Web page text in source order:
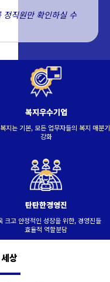
정직원만 확인하실 수
복지우수기업
지는 기본, 모든 업무자들의 복지 매분기
강화
탄탄한경영진
크고 안정적인 성장을 위한, 경영진들
효율적 역할분담
상